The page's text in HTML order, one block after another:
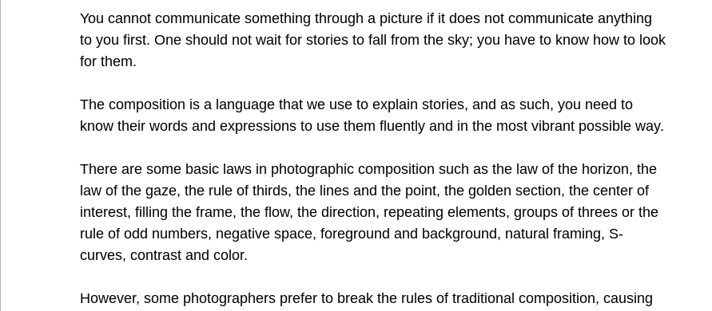
You cannot communicate something through a picture if it does not communicate anything
to you first. One should not wait for stories to fall from the sky; you have to know how to look
for them.
The composition is a language that we use to explain stories, and as such, you need to
know their words and expressions to use them fluently and in the most vibrant possible way.
There are some basic laws in photographic composition such as the law of the horizon, the
law of the gaze, the rule of thirds, the lines and the point, the golden section, the center of
interest, filling the frame, the flow, the direction, repeating elements, groups of threes or the
rule of odd numbers, negative space, foreground and background, natural framing, S-
curves, contrast and color.
However, some photographers prefer to break the rules of traditional composition, causing